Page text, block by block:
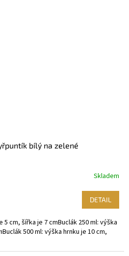
bílý na zelené
Skladem
DETAIL
5 cm, šířka je 7 cmBuclák 250 ml: výška
500 ml: výška hrnku je 10 cm,